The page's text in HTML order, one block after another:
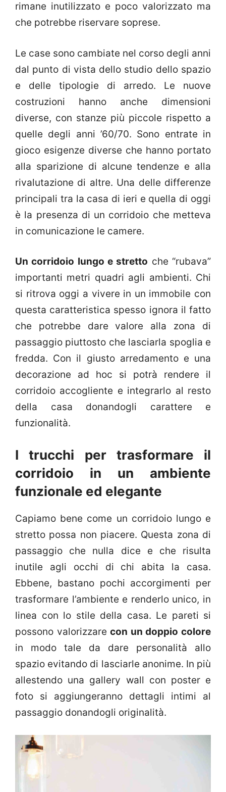
rimane inutilizzato e poco valorizzato ma
che potrebbe riservare soprese.
Le case sono cambiate nel corso degli anni
dal punto di vista dello studio dello spazio
e delle tipologie di arredo. Le nuove
costruzioni hanno anche dimensioni
diverse, con stanze più piccole rispetto a
quelle degli anni ’60/70. Sono entrate in
gioco esigenze diverse che hanno portato
alla sparizione di alcune tendenze e alla
rivalutazione di altre. Una delle differenze
principali tra la casa di ieri e quella di oggi
è la presenza di un corridoio che metteva
in comunicazione le camere.
Un corridoio lungo e stretto che “rubava”
importanti metri quadri agli ambienti. Chi
si ritrova oggi a vivere in un immobile con
questa caratteristica spesso ignora il fatto
che potrebbe dare valore alla zona di
passaggio piuttosto che lasciarla spoglia e
fredda. Con il giusto arredamento e una
decorazione ad hoc si potrà rendere il
corridoio accogliente e integrarlo al resto
della casa donandogli carattere e
funzionalità.
I trucchi per trasformare il
corridoio in un ambiente
funzionale ed elegante
Capiamo bene come un corridoio lungo e
stretto possa non piacere. Questa zona di
passaggio che nulla dice e che risulta
inutile agli occhi di chi abita la casa.
Ebbene, bastano pochi accorgimenti per
trasformare l’ambiente e renderlo unico, in
linea con lo stile della casa. Le pareti si
possono valorizzarecon un doppio colore
in modo tale da dare personalità allo
spazio evitando di lasciarle anonime. In più
allestendo una gallery wall con poster e
foto si aggiungeranno dettagli intimi al
passaggio donandogli originalità.